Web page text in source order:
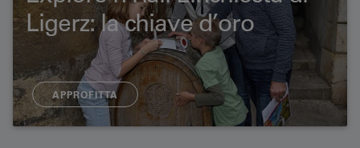
Ligerz: la chiave d’oro
APPROFITTA